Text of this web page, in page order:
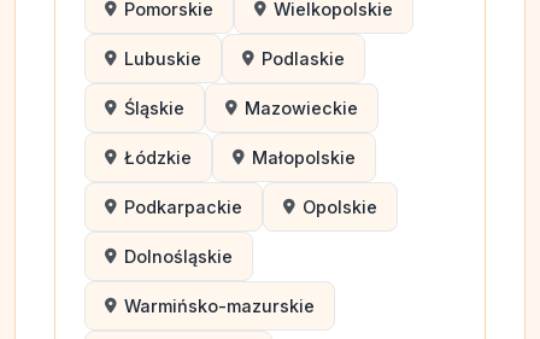
Pomorskie Wielkopolskie
Lubuskie Podlaskie
Śląskie Mazowieckie
Łódzkie Małopolskie
Podkarpackie Opolskie
Dolnośląskie
Warmińsko-mazurskie